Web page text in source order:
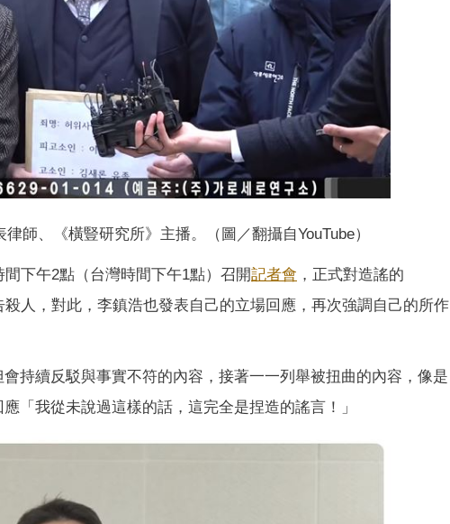
律師、《橫豎研究所》主播。（圖／翻攝自YouTube）
下午2點（台灣時間下午1點）召開記者會 ，正式對造謠的
人，對此，李鎮浩也發表自己的立場回應，再次強調自己的所作
持續反駁與事實不符的內容，接著一一列舉被扭曲的內容，像是
「我從未說過這樣的話，這完全是捏造的謠言！」